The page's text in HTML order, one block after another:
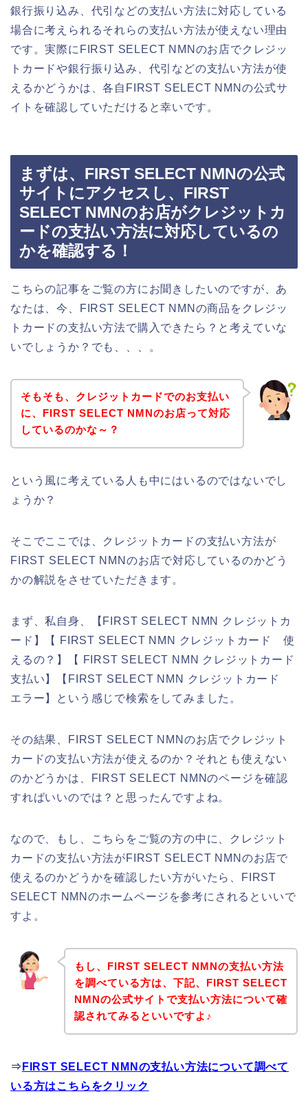
銀行振り込み、代引などの支払い方法に対応している
場合に考えられるそれらの支払い方法が使えない理由
です。実際にFIRST SELECT NMNのお店でクレジッ
トカードや銀行振り込み、代引などの支払い方法が使
えるかどうかは、各自FIRST SELECT NMNの公式サ
イトを確認していただけると幸いです。
まずは、FIRST SELECT NMNの公式
サイトにアクセスし、FIRST
SELECT NMNのお店がクレジットカ
ードの支払い方法に対応しているの
かを確認する！
こちらの記事をご覧の方にお聞きしたいのですが、あ
なたは、今、FIRST SELECT NMNの商品をクレジッ
トカードの支払い方法で購入できたら？と考えていな
いでしょうか？でも、、、。
そもそも、クレジットカードでのお支払い
に、FIRST SELECT NMNのお店って対応
しているのかな～？
という風に考えている人も中にはいるのではないでし
ょうか？
そこでここでは、クレジットカードの支払い方法が
FIRST SELECT NMNのお店で対応しているのかどう
かの解説をさせていただきます。
まず、私自身、【FIRST SELECT NMN クレジットカ
ード】【 FIRST SELECT NMN クレジットカード 使
えるの？】【 FIRST SELECT NMN クレジットカード
支払い】【FIRST SELECT NMN クレジットカード
エラー】という感じで検索をしてみました。
その結果、FIRST SELECT NMNのお店でクレジット
カードの支払い方法が使えるのか？それとも使えない
のかどうかは、FIRST SELECT NMNのページを確認
すればいいのでは？と思ったんですよね。
なので、もし、こちらをご覧の方の中に、クレジット
カードの支払い方法がFIRST SELECT NMNのお店で
使えるのかどうかを確認したい方がいたら、FIRST
SELECT NMNのホームページを参考にされるといいで
すよ。
もし、FIRST SELECT NMNの支払い方法
を調べている方は、下記、FIRST SELECT
NMNの公式サイトで支払い方法について確
認されてみるといいですよ♪
⇒ FIRST SELECT NMNの支払い方法について調べて
いる方はこちらをクリック